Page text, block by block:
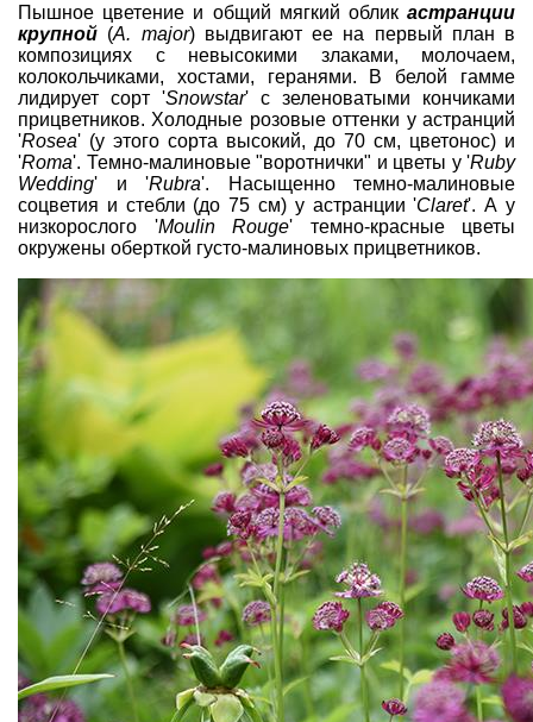
Пышное цветение и общий мягкий облик астранции
крупной (A. major) выдвигают ее на первый план в
композициях с невысокими злаками, молочаем,
колокольчиками, хостами, геранями. В белой гамме
лидирует сорт 'Snowstar' с зеленоватыми кончиками
прицветников. Холодные розовые оттенки у астранций
'Rosea' (у этого сорта высокий, до 70 см, цветонос) и
'Roma'. Темно-малиновые "воротнички" и цветы у 'Ruby
Wedding' и 'Rubra'. Насыщенно темно-малиновые
соцветия и стебли (до 75 см) у астранции 'Claret'. А у
низкорослого 'Moulin Rouge' темно-красные цветы
окружены оберткой густо-малиновых прицветников.